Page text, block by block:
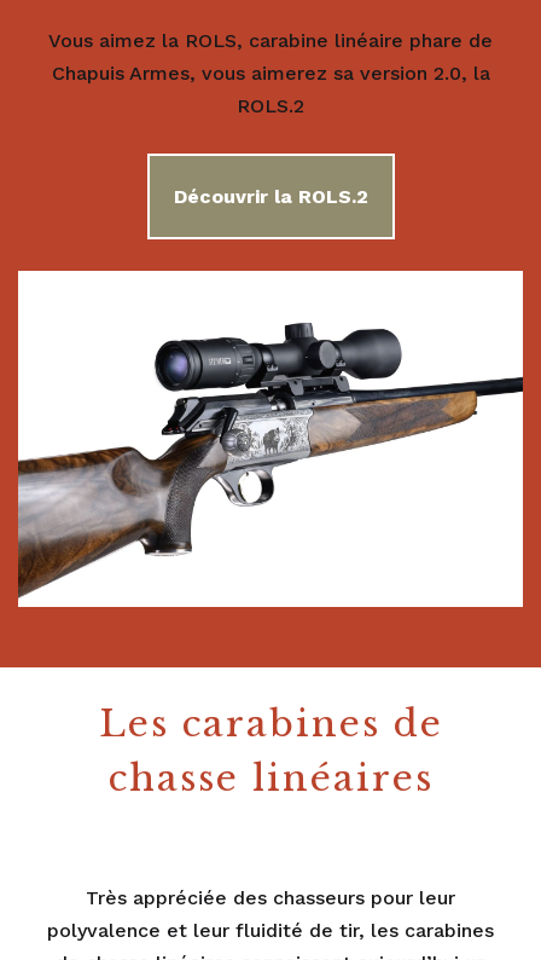
Vous aimez la ROLS, carabine linéaire phare de
Chapuis Armes, vous aimerez sa version 2.0, la
ROLS.2
Découvrir la ROLS.2
Les carabines de
chasse linéaires
Très appréciée des chasseurs pour leur
polyvalence et leur fluidité de tir, les carabines